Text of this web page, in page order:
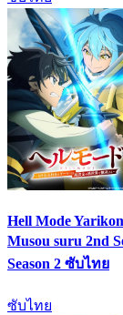
Hell Mode
Musou suru 2nd
Season 2 ซับไทย
ซับไทย